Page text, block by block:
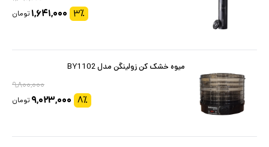
۳٪ ۱,۶۴۱,۰۰۰ تومان
میوه خشک کن زولینگن مدل BY1102
۹,۸۰۰,۰۰۰
۸٪ ۹,۰۲۳,۰۰۰ تومان